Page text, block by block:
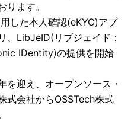
ます。
した本人確認(eKYC)アプ
、LibJeID(リブジェイド：
IDentity)の提供を開始
を迎え、オープンソース・
式会社からOSSTech株式